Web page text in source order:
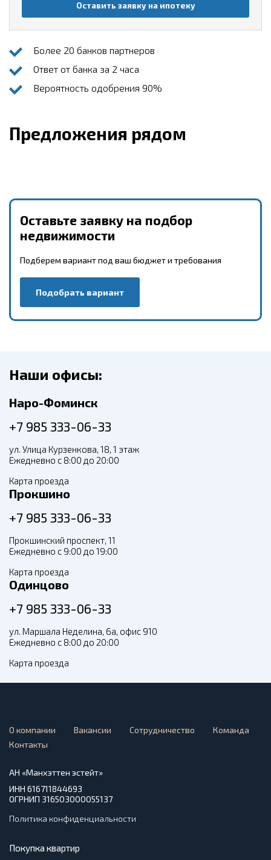
Оставить заявку на ипотеку
Более 20 банков партнеров
Ответ от банка за 2 часа
Вероятность одобрения 90%
Предложения рядом
Оставьте заявку на подбор
недвижимости
Подберем вариант под ваш бюджет и требования
Подобрать вариант
Наши офисы:
Наро-Фоминск
+7 985 333-06-33
ул. Улица Курзенкова, 18, 1 этаж
Ежедневно с 8:00 до 20:00
Карта проезда
Прокшино
+7 985 333-06-33
Прокшинский проспект, 11
Ежедневно с 9:00 до 19:00
Карта проезда
Одинцово
+7 985 333-06-33
ул. Маршала Неделина, 6а, офис 910
Ежедневно с 8:00 до 20:00
Карта проезда
О компании Вакансии Сотрудничество
Команда
Контакты
АН «Манхэттен эстейт»
ИНН 616711844693
ОГРНИП 316503000055137
Политика конфиденциальности
Покупка квартир